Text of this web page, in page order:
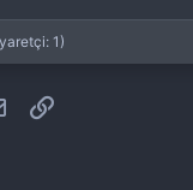
3 Ara 2024 Cevaplar: 2
Line (RedM) Roleplay
1 Eki 2024
1)
E-postaLink